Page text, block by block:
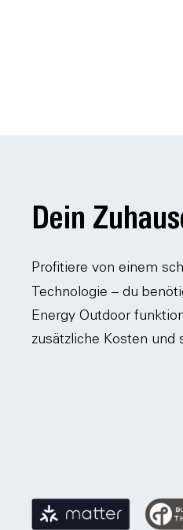
Dein
Profitiere von einem
Technologie – du
Energy Outdoor
zusätzliche Kosten und